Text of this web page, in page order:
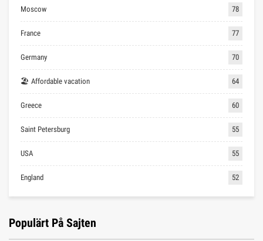
Moscow 78
France 77
Germany 70
🏖 Affordable vacation 64
Greece 60
Saint Petersburg 55
USA 55
England 52
Populärt På Sajten